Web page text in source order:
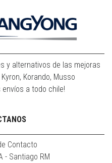
y alternativos de las mejoras
Korando, Musso
envíos a todo chile!
Contacto
- Santiago RM